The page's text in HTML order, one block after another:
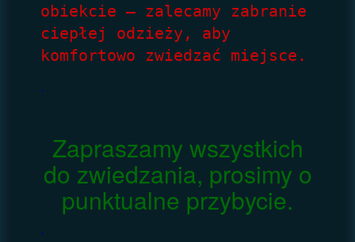
obiekcie – zalecamy zabranie
ciepłej odzieży, aby
komfortowo zwiedzać miejsce.
.
Zapraszamy wszystkich
do zwiedzania, prosimy o
punktualne przybycie.
.